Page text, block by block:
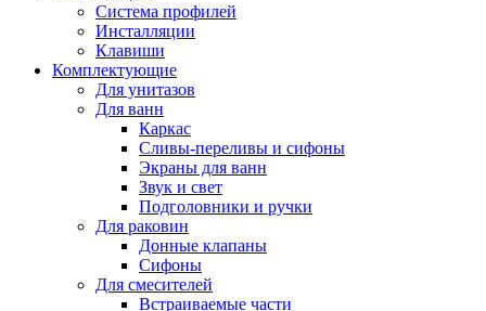
Система профилей
Инсталляции
Клавиши
Комплектующие
Для унитазов
Для ванн
Каркас
Сливы-переливы и сифоны
Экраны для ванн
Звук и свет
Подголовники и ручки
Для раковин
Донные клапаны
Сифоны
Для смесителей
Встраиваемые части